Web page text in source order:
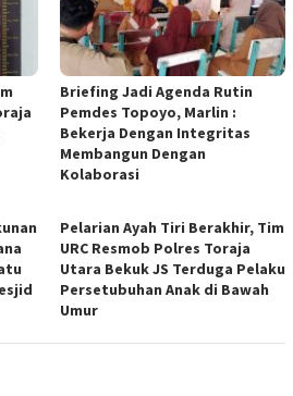
Briefing Jadi Agenda Rutin
Pemdes Topoyo, Marlin :
Bekerja Dengan Integritas
Membangun Dengan
Kolaborasi
Pelarian Ayah Tiri Berakhir, Tim
URC Resmob Polres Toraja
Utara Bekuk JS Terduga Pelaku
Persetubuhan Anak di Bawah
Umur